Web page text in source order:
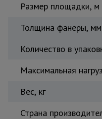
Размер площадки, м
Толщина фанеры, мм
Количество в
Максимальная
Вес, кг
Страна